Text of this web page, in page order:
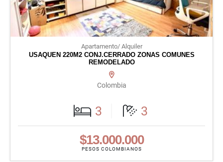
Apartamento/ Alquiler
USAQUEN 220M2 CONJ.CERRADO ZONAS COMUNES
REMODELADO
Colombia
3 3
$13.000.000
PESOS COLOMBIANOS